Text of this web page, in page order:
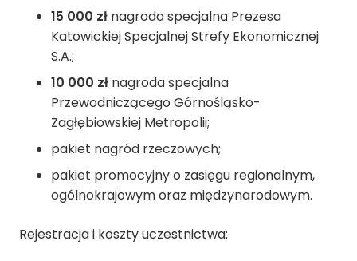
15 000 zł nagroda specjalna Prezesa
Katowickiej Specjalnej Strefy Ekonomicznej
S.A.;
10 000 zł nagroda specjalna
Przewodniczącego Górnośląsko-
Zagłębiowskiej Metropolii;
pakiet nagród rzeczowych;
pakiet promocyjny o zasięgu regionalnym,
ogólnokrajowym oraz międzynarodowym.
Rejestracja i koszty uczestnictwa: